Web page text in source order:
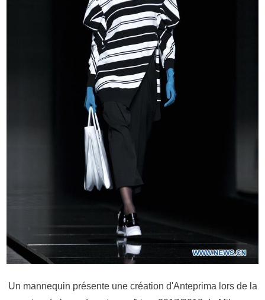
Un mannequin présente une création d'Anteprima lors de la